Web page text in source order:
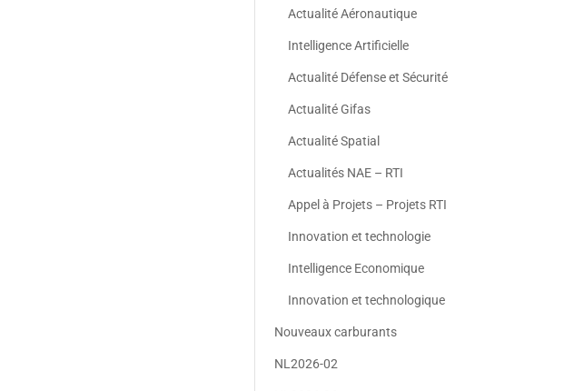
Actualité Aéronautique
Intelligence Artificielle
Actualité Défense et Sécurité
Actualité Gifas
Actualité Spatial
Actualités NAE – RTI
Appel à Projets – Projets RTI
Innovation et technologie
Intelligence Economique
Innovation et technologique
Nouveaux carburants
NL2026-02